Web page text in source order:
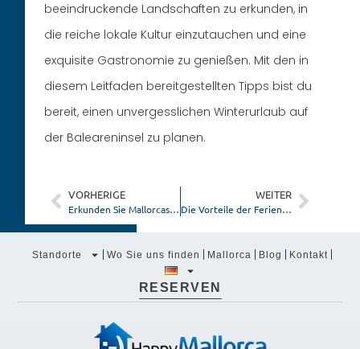
beeindruckende Landschaften zu erkunden, in
die reiche lokale Kultur einzutauchen und eine
exquisite Gastronomie zu genießen. Mit den in
diesem Leitfaden bereitgestellten Tipps bist du
bereit, einen unvergesslichen Winterurlaub auf
der Baleareninsel zu planen.
VORHERIGE
Erkunden Sie Mallorcas Höhlen und unterirdische Wunder
WEITER
Die Vorteile der Ferienvermietung auf Mallorca
Standorte Wo Sie uns finden Mallorca Blog Kontakt
RESERVEN